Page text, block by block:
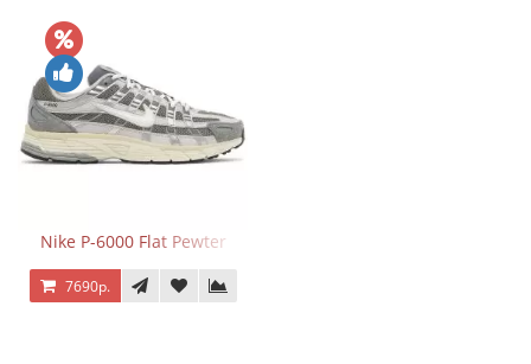
Nike P-6000 Flat Pewter
7690р.